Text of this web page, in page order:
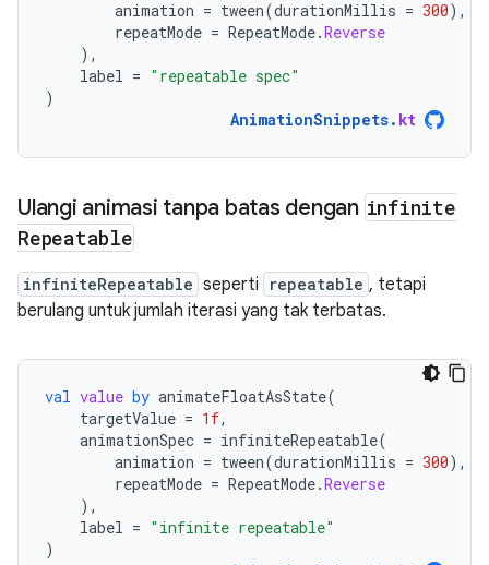
animation = tween(durationMillis = 300),
repeatMode = RepeatMode.Reverse
),
label = "repeatable spec"
)
AnimationSnippets. kt
Ulangi animasi tanpa batas dengan infinite
Repeatable
infiniteRepeatable seperti repeatable , tetapi
berulang untuk jumlah iterasi yang tak terbatas.
val value by animateFloatAsState(
targetValue = 1f,
animationSpec = infiniteRepeatable(
animation = tween(durationMillis = 300),
repeatMode = RepeatMode.Reverse
),
label = "infinite repeatable"
)